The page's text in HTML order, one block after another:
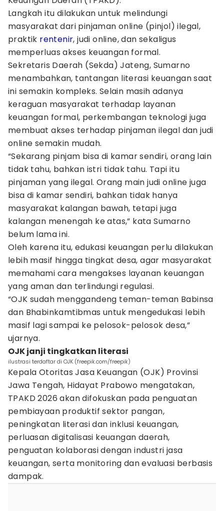
Langkah itu dilakukan untuk melindungi
masyarakat dari pinjaman online (pinjol) ilegal,
praktik rentenir, judi online, dan sekaligus
memperluas akses keuangan formal.
Sekretaris Daerah (Sekda) Jateng, Sumarno
menambahkan, tantangan literasi keuangan saat
ini semakin kompleks. Selain masih adanya
keraguan masyarakat terhadap layanan
keuangan formal, perkembangan teknologi juga
membuat akses terhadap pinjaman ilegal dan judi
online semakin mudah.
“Sekarang pinjam bisa di kamar sendiri, orang lain
tidak tahu, bahkan istri tidak tahu. Tapi itu
pinjaman yang ilegal. Orang main judi online juga
bisa di kamar sendiri, bahkan tidak hanya
masyarakat kalangan bawah, tetapi juga
kalangan menengah ke atas,” kata Sumarno
belum lama ini.
Oleh karena itu, edukasi keuangan perlu dilakukan
lebih masif hingga tingkat desa, agar masyarakat
memahami cara mengakses layanan keuangan
yang aman dan terlindungi regulasi.
“OJK sudah menggandeng teman-teman Babinsa
dan Bhabinkamtibmas untuk mengedukasi lebih
masif lagi sampai ke pelosok-pelosok desa,”
ujarnya.
OJK janji tingkatkan literasi
ilustrasi terdaftar di OJK (freepik.com/freepik)
Kepala Otoritas Jasa Keuangan (OJK) Provinsi
Jawa Tengah, Hidayat Prabowo mengatakan,
TPAKD 2026 akan difokuskan pada penguatan
pembiayaan produktif sektor pangan,
peningkatan literasi dan inklusi keuangan,
perluasan digitalisasi keuangan daerah,
penguatan kolaborasi dengan industri jasa
keuangan, serta monitoring dan evaluasi berbasis
dampak.